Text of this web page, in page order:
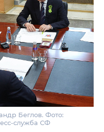
Беглов. Фото:
служба СФ